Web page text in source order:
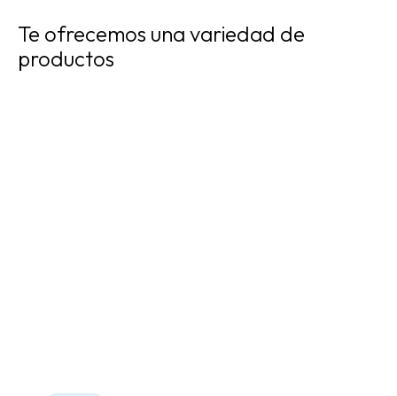
Te ofrecemos una variedad de
productos